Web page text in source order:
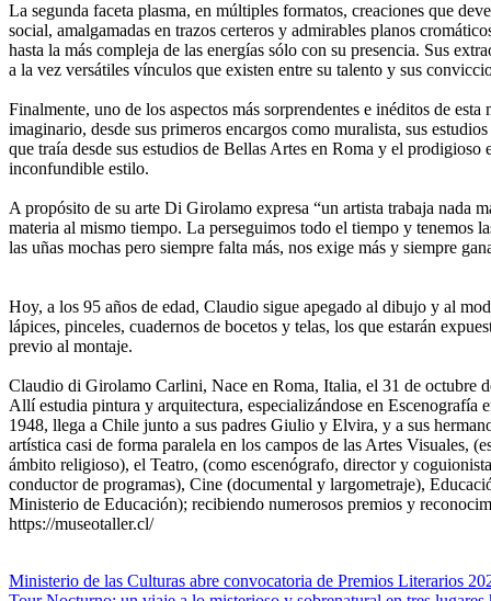
La segunda faceta plasma, en múltiples formatos, creaciones que
social, amalgamadas en trazos certeros y admirables planos
hasta la más compleja de las energías sólo con su presencia. Sus
a la vez versátiles vínculos que existen entre su talento y sus
Finalmente, uno de los aspectos más sorprendentes e inéditos de
imaginario, desde sus primeros encargos como muralista, sus
que traía desde sus estudios de Bellas Artes en Roma y el
inconfundible estilo.
A propósito de su arte Di Girolamo expresa “un artista trabaja nada
materia al mismo tiempo. La perseguimos todo el tiempo y tenemos
las uñas mochas pero siempre falta más, nos exige más y siempre
Hoy, a los 95 años de edad, Claudio sigue apegado al dibujo y al
lápices, pinceles, cuadernos de bocetos y telas, los que estarán
previo al montaje.
Claudio di Girolamo Carlini, Nace en Roma, Italia, el 31 de octubre
Allí estudia pintura y arquitectura, especializándose en
1948, llega a Chile junto a sus padres Giulio y Elvira, y a sus
artística casi de forma paralela en los campos de las Artes Visuales,
ámbito religioso), el Teatro, (como escenógrafo, director y
conductor de programas), Cine (documental y largometraje),
Ministerio de Educación); recibiendo numerosos premios y
https://museotaller.cl/
Navegación
Ministerio de las Culturas abre convocatoria de Premios Literarios